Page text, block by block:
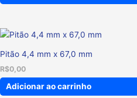
Pitão 4,4 mm x 67,0 mm
R$0,00
Adicionar ao carrinho